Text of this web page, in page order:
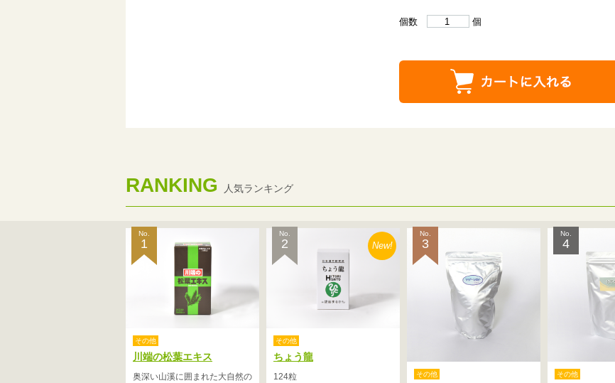
個数 個
RANKING 人気ランキング
No.
1
その他
川端の松葉エキス
奥深い山溪に囲まれた大自然の
No.
2 New!
その他
ちょう龍
124粒
No.
3
その他
No.
4
その他